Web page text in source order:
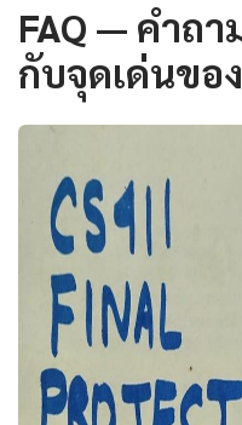
FAQ — คำถ
กับจุดเด่นขอ